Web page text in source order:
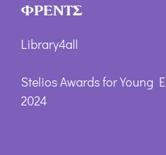
ΦΡΕΝΤΣ
Library4all
Stelios Awards for Young
2024